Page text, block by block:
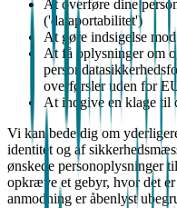
At overføre dine
('dataportabilitet')
At gøre indsigelse
At få oplysninger om
overførsler uden for
At indgive en klage til
Vi kan bede dig om
identitet og af
ønskede personoplysninger
opkræve et gebyr, hvor det
anmodning er åbenlyst